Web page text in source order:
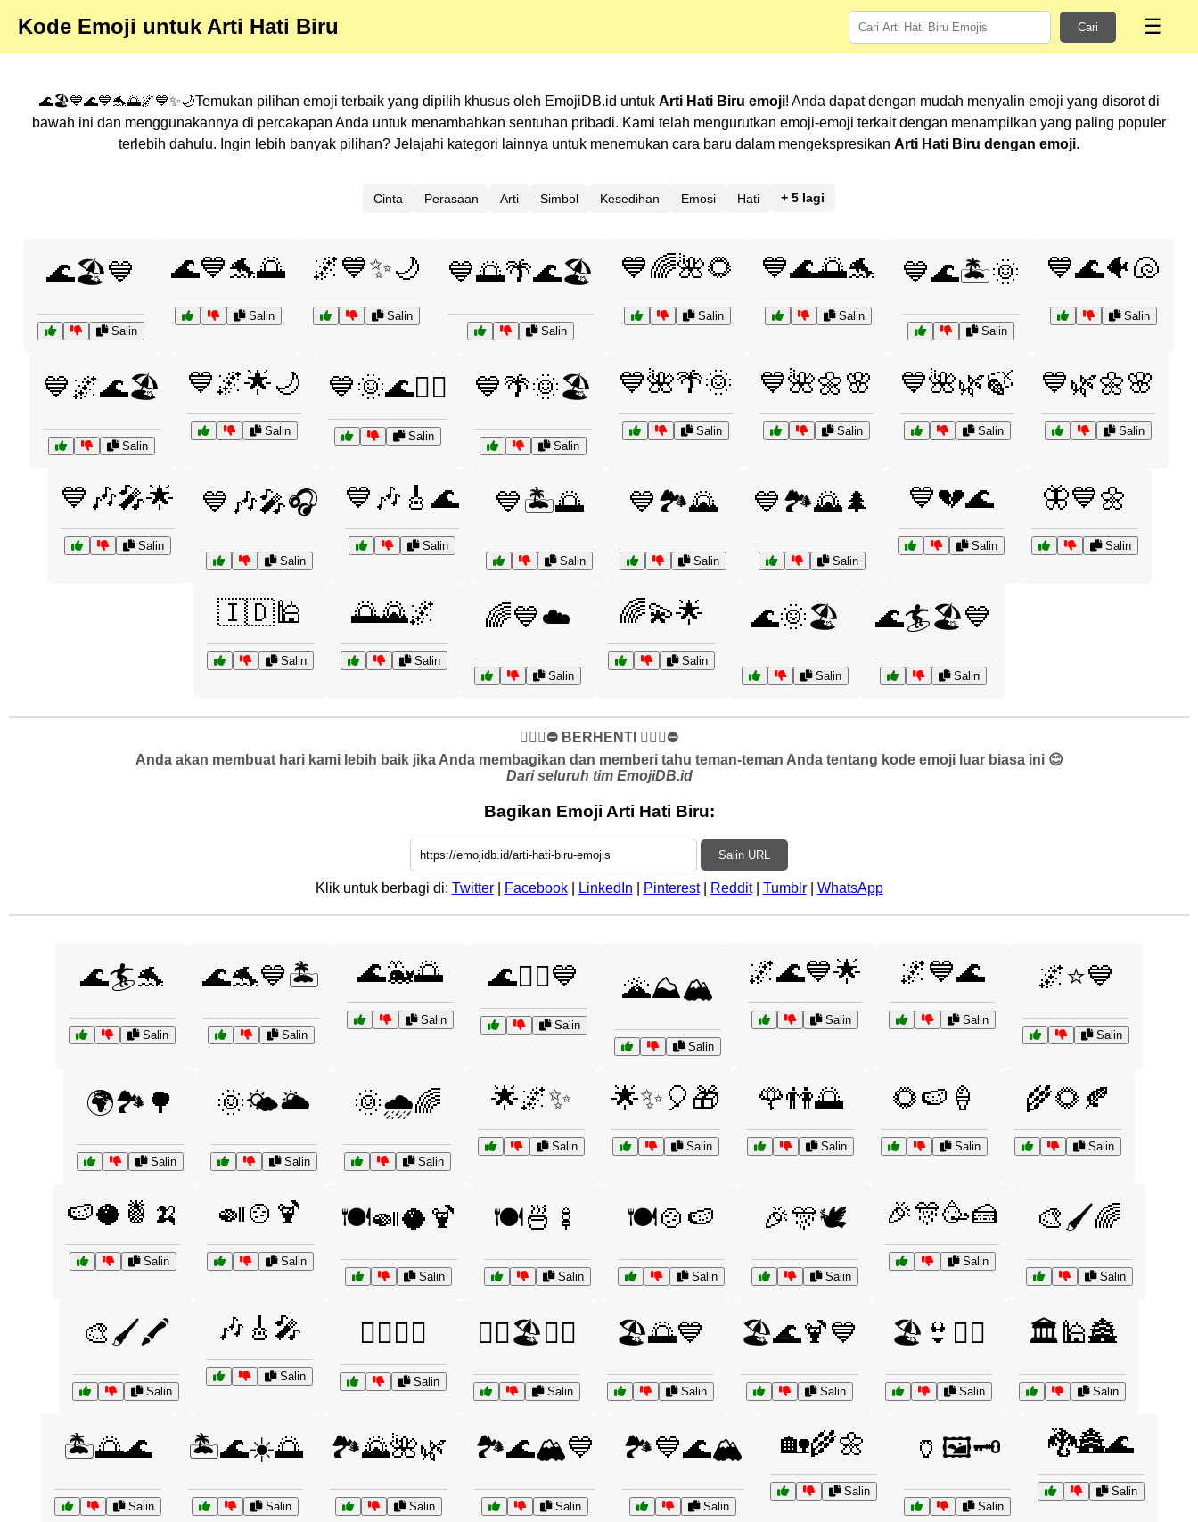
Kode Emoji untuk Arti Hati Biru Cari ☰
🌊🏖️💙🌊💙🐬🌅🌌💙✨🌙Temukan pilihan emoji terbaik yang dipilih khusus oleh EmojiDB.id untuk Arti Hati Biru emoji! Anda dapat dengan mudah menyalin emoji yang disorot di
bawah ini dan menggunakannya di percakapan Anda untuk menambahkan sentuhan pribadi. Kami telah mengurutkan emoji-emoji terkait dengan menampilkan yang paling populer
terlebih dahulu. Ingin lebih banyak pilihan? Jelajahi kategori lainnya untuk menemukan cara baru dalam mengekspresikan Arti Hati Biru dengan emoji.
Cinta Perasaan Arti Simbol Kesedihan Emosi Hati + 5 lagi
🌊🏖️💙
Salin
🌊💙🐬🌅
Salin
🌌💙✨🌙
Salin
💙🌅🌴🌊🏖️
Salin
💙🌈🌺🌻
Salin
💙🌊🌅🐬
Salin
💙🌊🏝️🌞
Salin
💙🌊🐠🐚
Salin
💙🌌🌊🏖️
Salin
💙🌌🌟🌙
Salin
💙🌞🌊🏄‍♂️
Salin
💙🌴🌞🏖️
Salin
💙🌺🌴🌞
Salin
💙🌺🌼🌸
Salin
💙🌺🌿🍃
Salin
💙🌿🌼🌸
Salin
💙🎶🎤🌟
Salin
💙🎶🎤🎧
Salin
💙🎶🎸🌊
Salin
💙🏝️🌅
Salin
💙🏞️🌄
Salin
💙🏞️🌄🌲
Salin
💙💔🌊
Salin
🦋💙🌼
Salin
🇮🇩🕌
Salin
🌅🌄🌌
Salin
🌈💙☁️
Salin
🌈💫🌟
Salin
🌊🌞🏖️
Salin
🌊🏄🏖️💙
Salin
✋🏻🛑⛔️ BERHENTI ✋🏻🛑⛔️
Anda akan membuat hari kami lebih baik jika Anda membagikan dan memberi tahu teman-teman Anda tentang kode emoji luar biasa ini 😊
Dari seluruh tim EmojiDB.id
Bagikan Emoji Arti Hati Biru:
Salin URL
Klik untuk berbagi di: Twitter| Facebook| LinkedIn Pinterest| Reddit| Tumblr| WhatsApp
🌊🏄🐬
Salin
🌊🐬💙🏝️
Salin
🌊🐳🌅
Salin
🌊🚣‍♂️💙
Salin
🌋⛰️🏔️
Salin
🌌🌊💙🌟
Salin
🌌💙🌊
Salin
🌌⭐💙
Salin
🌍🏞️🌳
Salin
🌞🌤️🌥️
Salin
🌞🌧️🌈
Salin
🌟🌌✨
Salin
🌟✨🎈🎁
Salin
🌹👫🌅
Salin
🌻🍉🍦
Salin
🌾🌻🍂
Salin
🍉🥥🍍🍌
Salin
🍛🍲🍹
Salin
🍽️🍛🥥🍹
Salin
🍽️🍜🍢
Salin
🍽️🍲🍉
Salin
🎉🎊🕊️
Salin
🎉🎊🥳🍰
Salin
🎨🖌️🌈
Salin
🎨🖌️🖍️
Salin
🎶🎸🎤
Salin
🏄‍♀️🌊💙
Salin
🏄‍♀️🏖️🌊💙
Salin
🏖️🌅💙
Salin
🏖️🌊🍹💙
Salin
🏖️👙🏄‍♀️
Salin
🏛️🕌🏯
Salin
🏝️🌅🌊
Salin
🏝️🌊☀️🌅
Salin
🏞️🌄🌺🌿
Salin
🏞️🌊🏔️💙
Salin
🏞️💙🌊🏔️
Salin
🏡🌾🌼
Salin
🏺🖼️🗝️
Salin
🐉🏯🌊
Salin